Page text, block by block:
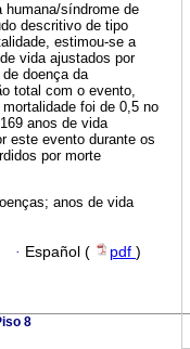
humana/síndrome de
descritivo de tipo
estimou-se a
vida ajustados por
doença da
total com o evento,
foi de 0,5 no
anos de vida
este evento durante os
por morte
anos de vida
· Español ( pdf )
8